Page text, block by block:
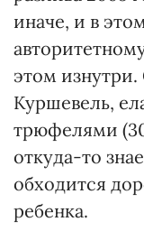
иначе, и в
этом изнутри.
Куршевель,
трюфелями
откуда-то
обходится
ребенка.